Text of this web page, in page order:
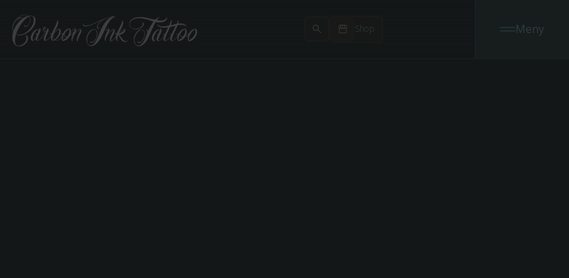
Shop Meny